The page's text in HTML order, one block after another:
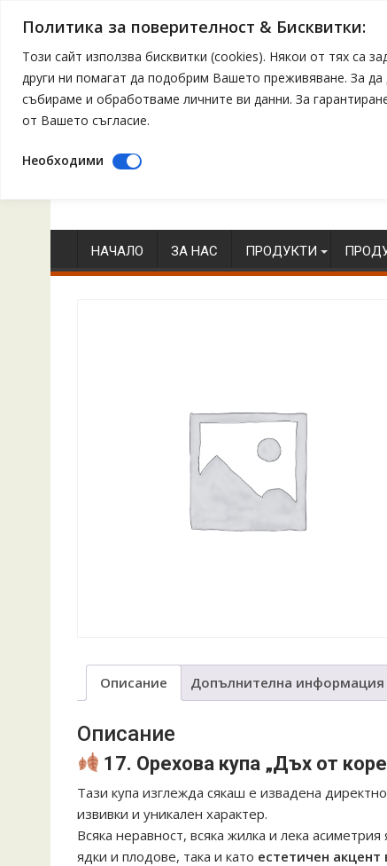
Политика за поверителност & Бисквитки:
Този сайт използва бисквитки (cookies). Някои от тях са
други ни помагат да подобрим Вашето преживяване. За
събираме и обработваме личните ви данни. За
от Вашето съгласие.
Необходими
to
contentНАЧАЛО ЗА НАС ПРОДУКТИ
Описание Допълнителна информация
Описание
17. Орехова купа „Дъх от
Тази купа изглежда сякаш е извадена
извивки и уникален характер.
Всяка неравност, всяка жилка и лека асиметрия
ядки и плодове, така и като естетичен